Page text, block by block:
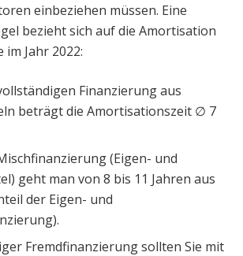
einbeziehen müssen. Eine
bezieht sich auf die Amortisation
im Jahr 2022:
Finanzierung aus
beträgt die Amortisationszeit ∅ 7
(Eigen- und
geht man von 8 bis 11 Jahren aus
der Eigen- und
Fremdfinanzierung sollten Sie mit